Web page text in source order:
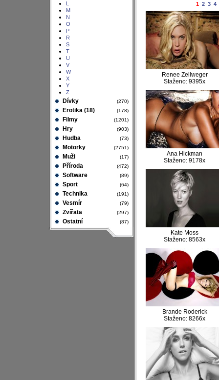
L
M
N
O
P
R
S
T
U
V
W
X
Y
Z
Dívky (270)
Erotika (18) (178)
Filmy (1201)
Hry (903)
Hudba (73)
Motorky (2751)
Muži (17)
Příroda (472)
Software (89)
Sport (64)
Technika (191)
Vesmír (79)
Zvířata (297)
Ostatní (87)
1 2 3 4
Renee Zellweger
Staženo: 9395x
Ana Hickman
Staženo: 9178x
Kate Moss
Staženo: 8563x
Brande Roderick
Staženo: 8266x